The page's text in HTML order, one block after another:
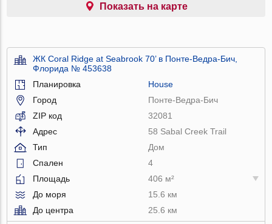
Показать на карте
ЖК Coral Ridge at Seabrook 70’ в Понте-Ведра-Бич,
Флорида № 453638
Планировка
House
Город
Понте-Ведра-Бич
ZIP код
32081
Адрес
58 Sabal Creek Trail
Тип
Дом
Спален
4
Площадь
406 м²
До моря
15.6 км
До центра
25.6 км